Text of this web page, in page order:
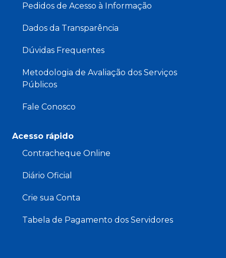
Pedidos de Acesso à Informação
Dados da Transparência
Dúvidas Frequentes
Metodologia de Avaliação dos Serviços
Públicos
Fale Conosco
Acesso rápido
Contracheque Online
Diário Oficial
Crie sua Conta
Tabela de Pagamento dos Servidores